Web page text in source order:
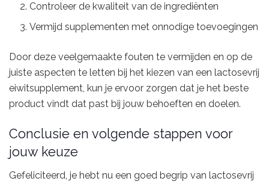
Controleer de kwaliteit van de ingrediënten
Vermijd supplementen met onnodige toevoegingen
Door deze veelgemaakte fouten te vermijden en op de
juiste aspecten te letten bij het kiezen van een lactosevrij
eiwitsupplement, kun je ervoor zorgen dat je het beste
product vindt dat past bij jouw behoeften en doelen.
Conclusie en volgende stappen voor
jouw keuze
Gefeliciteerd, je hebt nu een goed begrip van lactosevrij